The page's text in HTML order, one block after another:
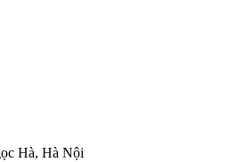
Hà, Hà Nội